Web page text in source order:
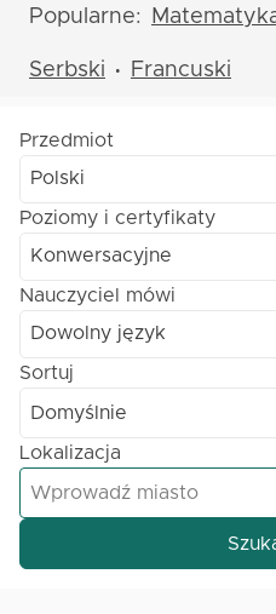
Popularne:
Serbski • Francuski
Przedmiot
Polski
Poziomy i certyfikaty
Konwersacyjne
Nauczyciel mówi
Dowolny język
Sortuj
Domyślnie
Lokalizacja